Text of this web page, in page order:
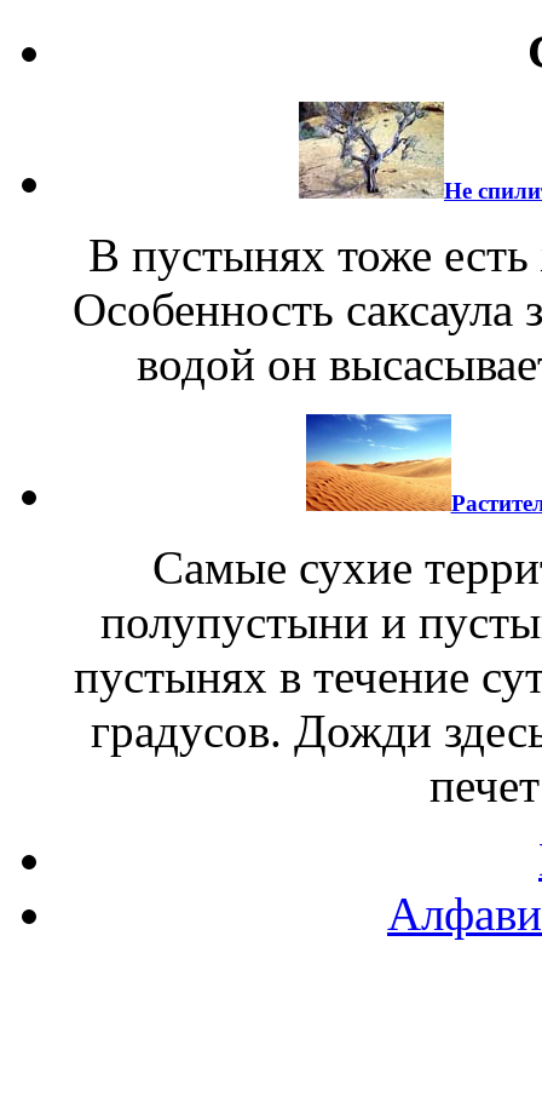
Не
В пустынях тоже есть
Особенность саксаула
водой он
Самые сухие
полупустыни и
пустынях в течение
градусов. Дожди